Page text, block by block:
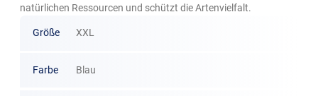
natürlichen Ressourcen und schützt die Artenvielfalt.
Größe XXL
Farbe Blau